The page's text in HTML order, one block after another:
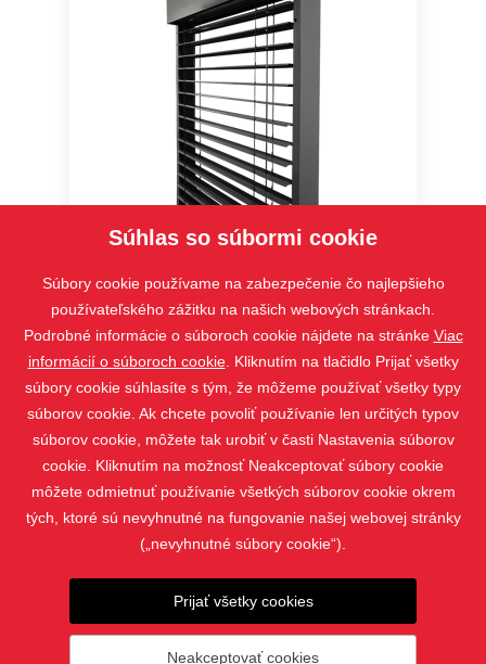
STS , Bravo, VIVA
KONTAKT
Súhlas so súbormi cookie
Súbory cookie používame na zabezpečenie čo najlepšieho
používateľského zážitku na našich webových stránkach.
Podrobné informácie o súboroch cookie nájdete na stránke Viac
informácií o súboroch cookie. Kliknutím na tlačidlo Prijať všetky
súbory cookie súhlasíte s tým, že môžeme používať všetky typy
súborov cookie. Ak chcete povoliť používanie len určitých typov
súborov cookie, môžete tak urobiť v časti Nastavenia súborov
cookie. Kliknutím na možnosť Neakceptovať súbory cookie
môžete odmietnuť používanie všetkých súborov cookie okrem
tých, ktoré sú nevyhnutné na fungovanie našej webovej stránky
(„nevyhnutné súbory cookie“).
Prijať všetky cookies
Neakceptovať cookies